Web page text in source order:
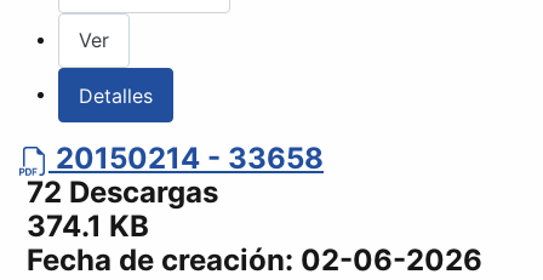
Ver
Detalles
20150214 - 33658
72 Descargas
374.1 KB
Fecha de creación: 02-06-2026